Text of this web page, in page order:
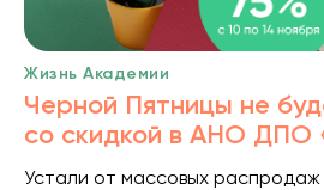
Жизнь Академии
Черной Пятницы не
со скидкой в АНО ДПО
Устали от массовых